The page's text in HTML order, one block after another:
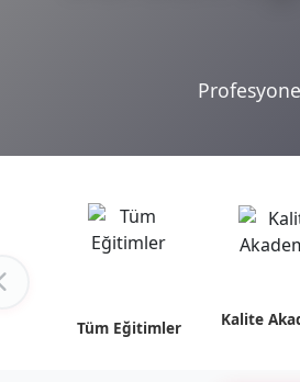
Tüm Eğitimler Kalite